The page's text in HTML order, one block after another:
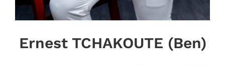
Ernest TCHAKOUTE (Ben)